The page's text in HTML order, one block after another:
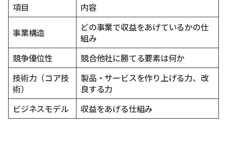
項目 内容
事業構造
どの事業で収益をあげているかの仕
組み
競争優位性
競合他社に勝てる要素は何か
技術力（コア技
術）
製品・サービスを作り上げる力、改
良する力
ビジネスモデル
収益をあげる仕組み